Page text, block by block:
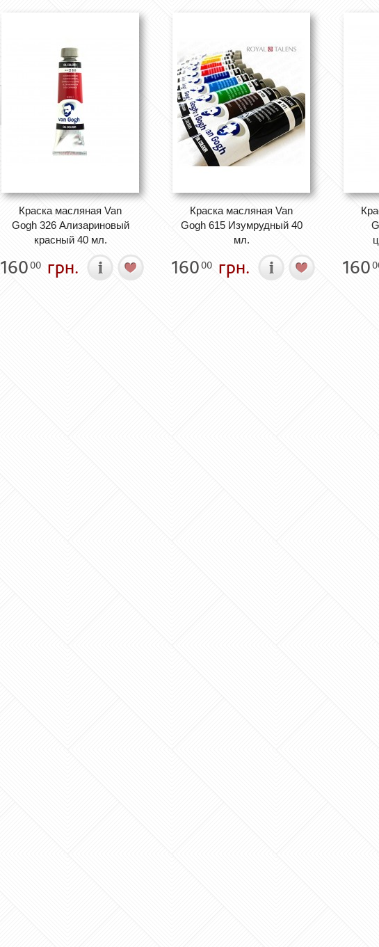
Краска масляная Van
Gogh 326 Ализариновый
красный 40 мл.
16000 грн.
Краска масляная Van
Gogh 615 Изумрудный 40
мл.
16000 грн. 160